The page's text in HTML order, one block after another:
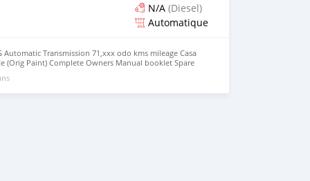
N/A (Diesel)
Automatique
Automatic Transmission 71,xxx odo kms mileage Casa
(Orig Paint) Complete Owners Manual booklet Spare
Tires Unused Spare Tire and Tools Newly Purchase
Condition See it To Appreciate